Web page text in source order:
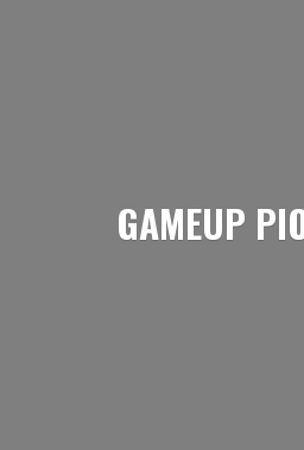
GAMEUP